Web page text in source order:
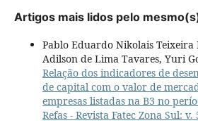
Artigos mais lidos pelo
Pablo Eduardo Nikolais Teixeira
Adilson de Lima Tavares, Yuri
Relação dos indicadores de
de capital com o valor de
empresas listadas na B3 no
Refas - Revista Fatec Zona Sul: v.